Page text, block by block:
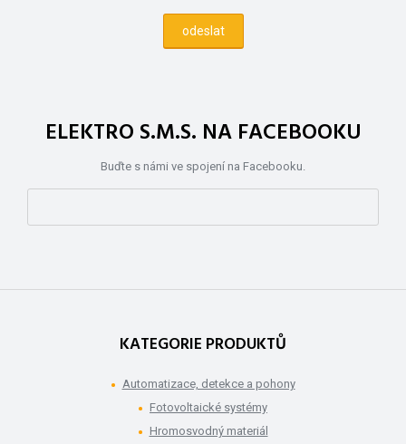
ELEKTRO S.M.S. NA FACEBOOKU
Buďte s námi ve spojení na Facebooku.
KATEGORIE PRODUKTŮ
Automatizace, detekce a pohony
Fotovoltaické systémy
Hromosvodný materiál